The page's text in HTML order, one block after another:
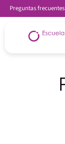
Preguntas frecuentes